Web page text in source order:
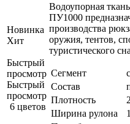
Новинка
Хит
Быстрый
просмотр
Быстрый
просмотр
6 цветов
Водоупорная
ПУ1000
производства
оружия, тентов,
туристического
Сегмент
Состав
Плотность
Ширина рулона